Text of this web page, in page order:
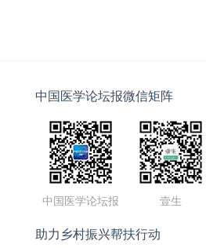
中国医学论坛报微信矩阵
中国医学论坛报 壹生
助力乡村振兴帮扶行动